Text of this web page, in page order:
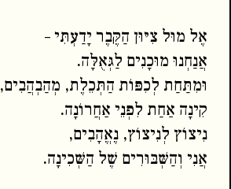
אֶל מוּל צִיּוּן הַקֶּבֶר יָדַעְתִּי –
אֲנַחְנוּ מוּכָנִים לַגְּאֻלָּה.
וּמִתַּחַת לְכִפּוֹת הַתְּכֵלֶת, מְהַבְהֲבִים,
קִינָה אַחַת לִפְנֵי אַחֲרוֹנָה.
נִיצוֹץ לְנִיצוֹץ, נֶאֱהָבִים,
אֲנִי וְהַשְּׁבּוּרִים שֶׁל הַשְּׁכִינָה.